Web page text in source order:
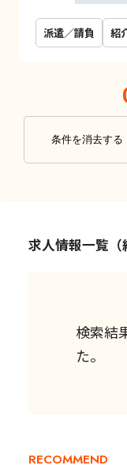
派遣／請負 紹
条件を消去する
求人情報一覧（
検索結
た。
RECOMMEND